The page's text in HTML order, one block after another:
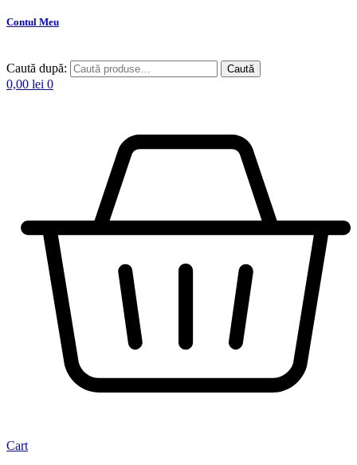
Contul Meu
Caută după: Caută
0,00 lei 0
Cart